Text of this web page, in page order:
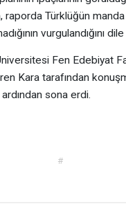
raporda Türklüğün
vurgulandığını
Fen Edebiyat
Kara tarafından
sona erdi.
#